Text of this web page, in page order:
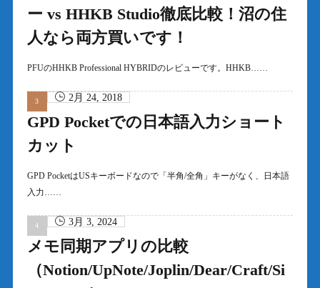
ー vs HHKB Studio徹底比較！沼の住
人なら両方買いです！
PFUのHHKB Professional HYBRIDのレビューです。HHKB……
2月 24, 2018
GPD Pocketでの日本語入力ショート
カット
GPD PocketはUSキーボードなので「半角/全角」キーがなく、日本語
入力……
3月 3, 2024
メモ同期アプリの比較
（Notion/UpNote/Joplin/Dear/Craft/Si